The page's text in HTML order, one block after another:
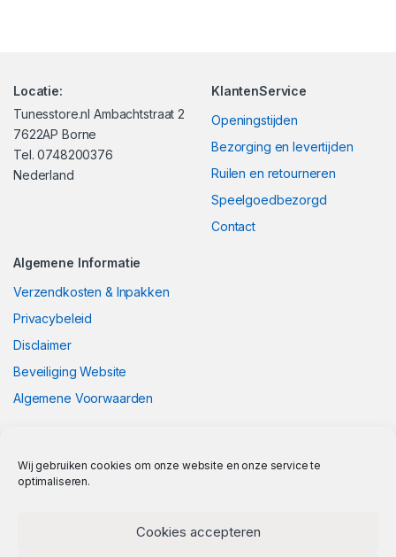
Wij gebruiken cookies om onze website en onze service te
optimaliseren.
Cookies accepteren
Locatie:
Tunesstore.nl Ambachtstraat 2
7622AP Borne
Tel. 0748200376
Nederland
KlantenService
Openingstijden
Bezorging en levertijden
Ruilen en retourneren
Speelgoedbezorgd
Contact
Algemene Informatie
Verzendkosten & Inpakken
Privacybeleid
Disclaimer
Beveiliging Website
Algemene Voorwaarden